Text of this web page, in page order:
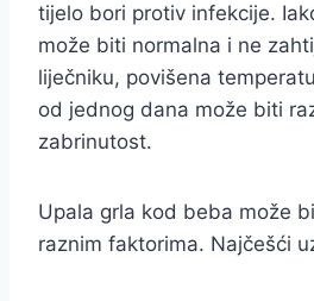
tijelo bori protiv infekcije.
može biti normalna i ne
liječniku, povišena
od jednog dana može biti
zabrinutost.
Upala grla kod beba može
raznim faktorima. Najčešći